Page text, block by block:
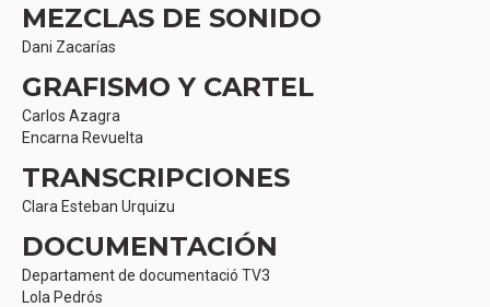
MEZCLAS DE SONIDO
Dani Zacarías
GRAFISMO Y CARTEL
Carlos Azagra
Encarna Revuelta
TRANSCRIPCIONES
Clara Esteban Urquizu
DOCUMENTACIÓN
Departament de documentació TV3
Lola Pedrós